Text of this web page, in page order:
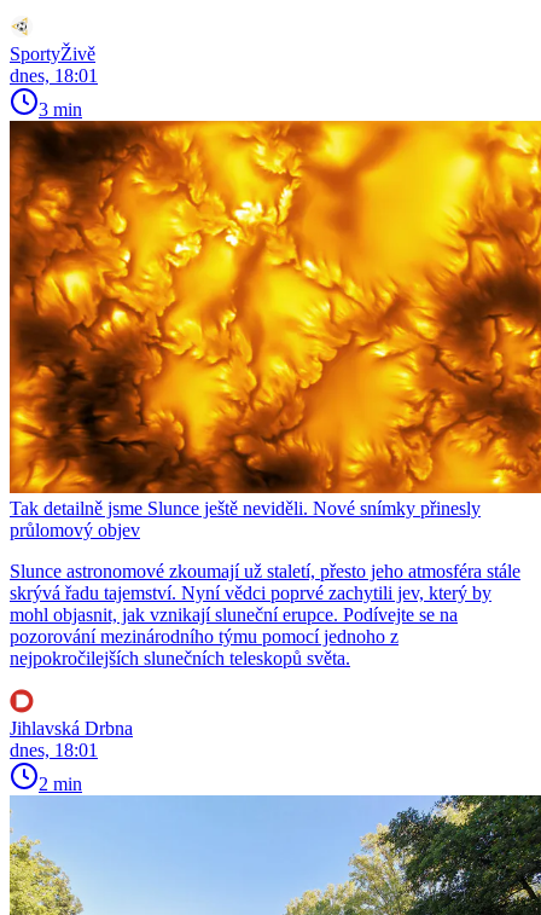
SportyŽivě
dnes, 18:01
3 min
Tak detailně jsme Slunce ještě neviděli. Nové snímky přinesly
průlomový objev
Slunce astronomové zkoumají už staletí, přesto jeho atmosféra stále
skrývá řadu tajemství. Nyní vědci poprvé zachytili jev, který by
mohl objasnit, jak vznikají sluneční erupce. Podívejte se na
pozorování mezinárodního týmu pomocí jednoho z
nejpokročilejších slunečních teleskopů světa.
Jihlavská Drbna
dnes, 18:01
2 min